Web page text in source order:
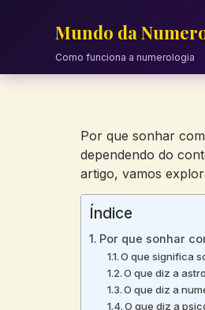
Mundo da
Como funciona a numerologia
Por que sonhar
dependendo do
artigo, vamos
Índice
Por que sonhar
O que significa
O que diz a
O que diz a
O que diz a